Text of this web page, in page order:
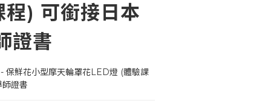
) 可銜接日本
證書
鮮花小型摩天輪罩花LED燈 (體驗課
證書